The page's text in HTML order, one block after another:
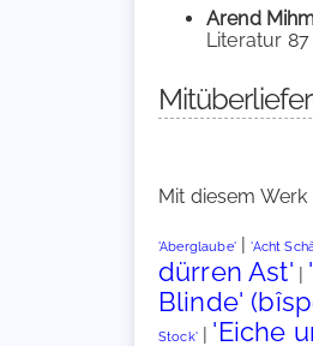
Arend
Literatur 87
Mit diesem
'Aberglaube'|'Acht
dürren Ast' |
Blinde'
Stock'| 'Eiche